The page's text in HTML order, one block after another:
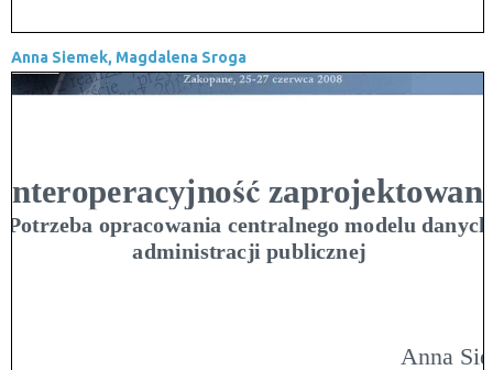
Anna Siemek, Magdalena Sroga